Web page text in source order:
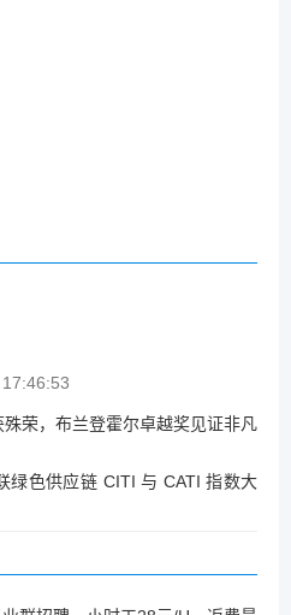
荣，布兰登霍尔卓越奖见证非凡
绿色供应链 CITI 与 CATI 指数大